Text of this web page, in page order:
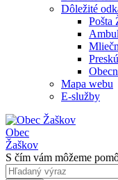
Dôležité
Pošta
Mapa webu
E-služby
Obec
Žaškov
S čím vám môžeme